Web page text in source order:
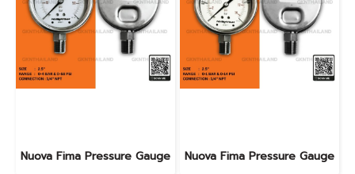
Nuova Fima Pressure Gauge Nuova Fima Pressure Gauge